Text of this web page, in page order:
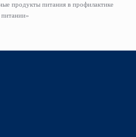
продукты питания в профилактике
питании»